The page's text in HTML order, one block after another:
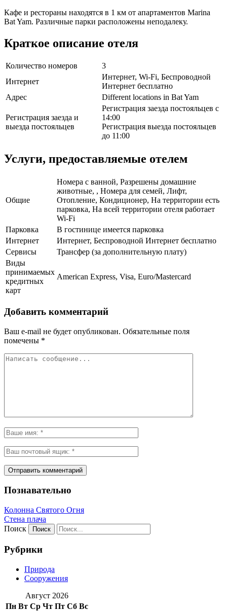
Кафе и рестораны находятся в 1 км от апартаментов Marina
Bat Yam. Различные парки расположены неподалеку.
Краткое описание отеля
Количество номеров
3
Интернет
Интернет, Wi-Fi, Беспроводной
Интернет бесплатно
Адрес
Different locations in Bat Yam
Регистрация заезда и
выезда постояльцев
Регистрация заезда постояльцев с
14:00
Регистрация выезда постояльцев
до 11:00
Услуги, предоставляемые отелем
Общие
Номера с ванной, Разрешены домашние
животные, , Номера для семей, Лифт,
Отопление, Кондиционер, На территории есть
парковка, На всей территории отеля работает
Wi-Fi
Парковка
В гостинице имеется парковка
Интернет
Интернет, Беспроводной Интернет бесплатно
Сервисы
Трансфер (за дополнительную плату)
Виды
принимаемых
кредитных
карт
American Express, Visa, Euro/Mastercard
Добавить комментарий
Ваш e-mail не будет опубликован. Обязательные поля
помечены *
Познавательно
Колонна Святого Огня
Стена плача
Поиск
Рубрики
Природа
Сооружения
Август 2026
Пн Вт Ср Чт Пт Сб Вс